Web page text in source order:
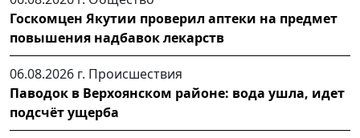
Госкомцен Якутии проверил аптеки на предмет
повышения надбавок лекарств
06.08.2026 г. Происшествия
Паводок в Верхоянском районе: вода ушла, идет
подсчёт ущерба